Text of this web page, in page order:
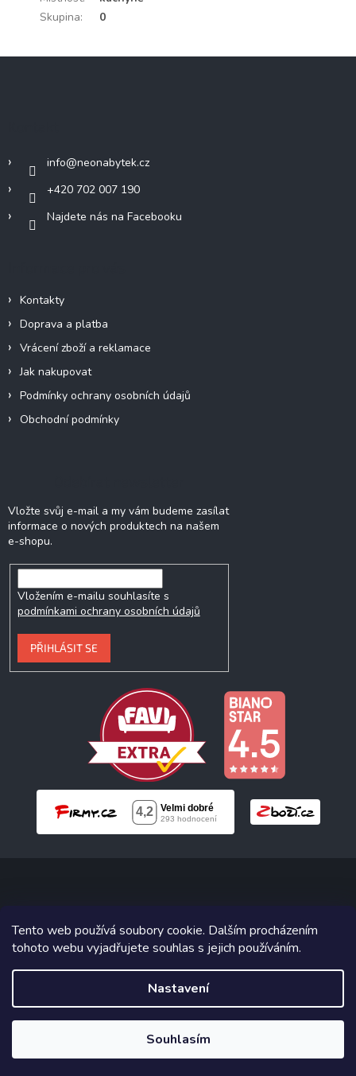
Tento web používá soubory cookie. Dalším procházením
tohoto webu vyjadřujete souhlas s jejich používáním.
Nastavení
Souhlasím
Skupina: 0
info@neonabytek.cz
+420 702 007 190
Najdete nás na Facebooku
Kontakty
Doprava a platba
Vrácení zboží a reklamace
Jak nakupovat
Podmínky ochrany osobních údajů
Obchodní podmínky
Vložte svůj e-mail a my vám budeme zasílat
informace o nových produktech na našem
e-shopu.
Vložením e-mailu souhlasíte s
podmínkami ochrany osobních údajů
PŘIHLÁSIT SE
Copyright 2026 Neonabytek.cz
. Všechna práva vyhrazena.
Grafický návrh vytvořil a na Shoptet implementoval Tomáš Hlad
Shoptetak.cz.